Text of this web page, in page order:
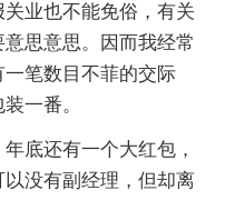
业也不能免俗，有关
思意思。因而我经常
笔数目不菲的交际
一番。
底还有一个大红包，
没有副经理，但却离